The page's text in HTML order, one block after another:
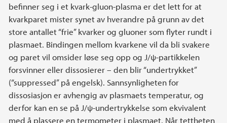
befinner seg i et kvark-gluon-plasma er det lett for at
kvarkparet mister synet av hverandre på grunn av det
store antallet “frie” kvarker og gluoner som flyter rundt i
plasmaet. Bindingen mellom kvarkene vil da bli svakere
og paret vil omsider løse seg opp og J/ψ-partikkelen
forsvinner eller dissosierer – den blir “undertrykket”
(“suppressed” på engelsk). Sannsynligheten for
dissosiasjon er avhengig av plasmaets temperatur, og
derfor kan en se på J/ψ-undertrykkelse som ekvivalent
med å plassere en termometer i plasmaet. Når tettheten